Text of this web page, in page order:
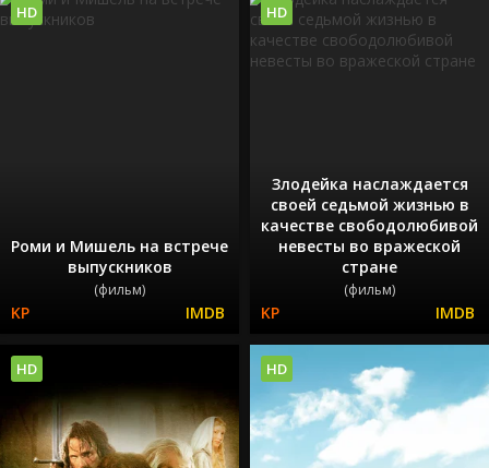
Роми и Мишель на встрече
выпускников
(фильм)
HD
Злодейка наслаждается
своей седьмой жизнью в
качестве свободолюбивой
невесты во вражеской
стране
(фильм)
HD
HD HD